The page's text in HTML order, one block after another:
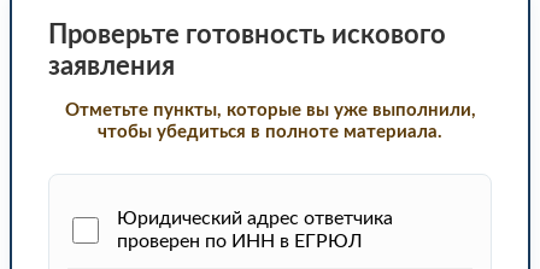
Проверьте готовность искового
заявления
Отметьте пункты, которые вы уже выполнили,
чтобы убедиться в полноте материала.
Юридический адрес ответчика
проверен по ИНН в ЕГРЮЛ